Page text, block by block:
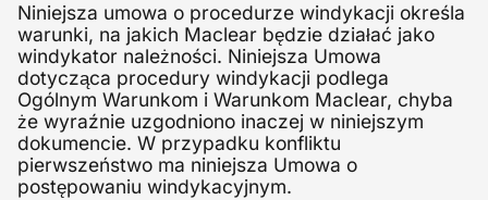
Niniejsza umowa o procedurze windykacji określa
warunki, na jakich Maclear będzie działać jako
windykator należności. Niniejsza Umowa
dotycząca procedury windykacji podlega
Ogólnym Warunkom i Warunkom Maclear, chyba
że wyraźnie uzgodniono inaczej w niniejszym
dokumencie. W przypadku konfliktu
pierwszeństwo ma niniejsza Umowa o
postępowaniu windykacyjnym.